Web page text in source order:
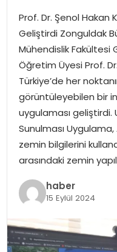
SPOR
EKONOMI
MAGAZIN
DÜNYA
OTOMOBIL
Prof. Dr. Şenol Hakan
Geliştirdi Zonguldak
Mühendislik Fakültesi
Öğretim Üyesi Prof.
Türkiye’de her
görüntüleyebilen bir
uygulaması geliştirdi.
Sunulması
zemin bilgilerini
arasındaki zemin
haber
15 Eylül 2024